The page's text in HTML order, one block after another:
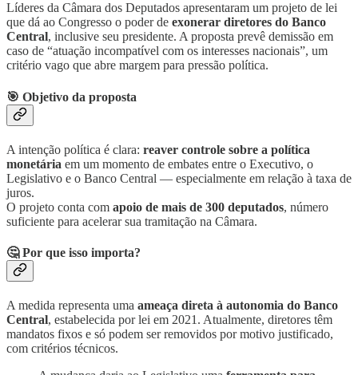
Líderes da Câmara dos Deputados apresentaram um projeto de lei
que dá ao Congresso o poder de exonerar diretores do Banco
Central, inclusive seu presidente. A proposta prevê demissão em
caso de “atuação incompatível com os interesses nacionais”, um
critério vago que abre margem para pressão política.
🎯 Objetivo da proposta
A intenção política é clara: reaver controle sobre a política
monetária em um momento de embates entre o Executivo, o
Legislativo e o Banco Central — especialmente em relação à taxa de
juros.
O projeto conta com apoio de mais de 300 deputados, número
suficiente para acelerar sua tramitação na Câmara.
🤔 Por que isso importa?
A medida representa uma ameaça direta à autonomia do Banco
Central, estabelecida por lei em 2021. Atualmente, diretores têm
mandatos fixos e só podem ser removidos por motivo justificado,
com critérios técnicos.